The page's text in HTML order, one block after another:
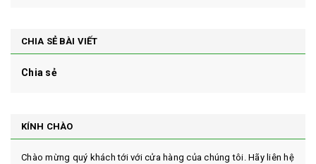
CHIA SẺ BÀI VIẾT
Chia sẻ
KÍNH CHÀO
Chào mừng quý khách tới với cửa hàng của chúng tôi. Hãy liên hệ